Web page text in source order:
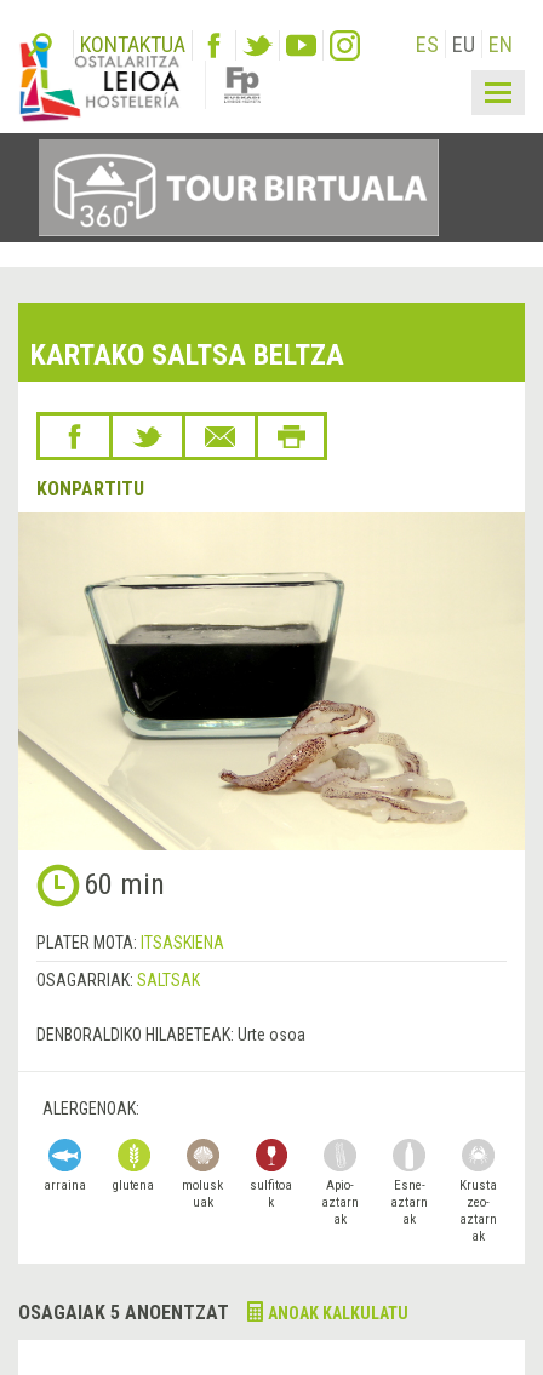
KONTAKTUA ES EU EN
KARTAKO SALTSA BELTZA
KONPARTITU
60 min
PLATER MOTA: ITSASKIENA
OSAGARRIAK: SALTSAK
DENBORALDIKO HILABETEAK: Urte osoa
ALERGENOAK:
arraina glutena
molusk
uak
sulfitoa
k
Apio-
aztarn
ak
Esne-
aztarn
ak
Krusta
zeo-
aztarn
ak
OSAGAIAK 5 ANOENTZAT ANOAK KALKULATU